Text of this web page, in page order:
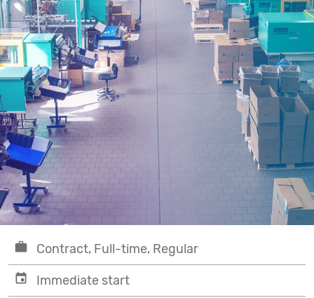
Contract, Full-time, Regular
Immediate start